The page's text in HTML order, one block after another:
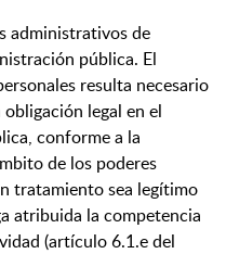
administrativos de
pública. El
resulta necesario
legal en el
conforme a la
de los poderes
tratamiento sea legítimo
atribuida la competencia
(artículo 6.1.e del